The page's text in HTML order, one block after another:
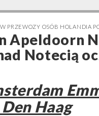
OSÓB HOLANDIA
Apeldoorn
Notecią
Haag